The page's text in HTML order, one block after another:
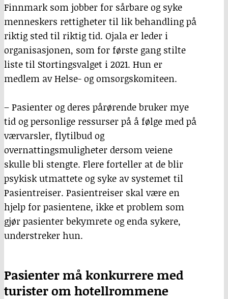
Finnmark som jobber for sårbare og syke
menneskers rettigheter til lik behandling på
riktig sted til riktig tid. Ojala er leder i
organisasjonen, som for første gang stilte
liste til Stortingsvalget i 2021. Hun er
medlem av Helse- og omsorgskomiteen.
– Pasienter og deres pårørende bruker mye
tid og personlige ressurser på å følge med på
værvarsler, flytilbud og
overnattingsmuligheter dersom veiene
skulle bli stengte. Flere forteller at de blir
psykisk utmattete og syke av systemet til
Pasientreiser. Pasientreiser skal være en
hjelp for pasientene, ikke et problem som
gjør pasienter bekymrete og enda sykere,
understreker hun.
Pasienter må konkurrere med
turister om hotellrommene